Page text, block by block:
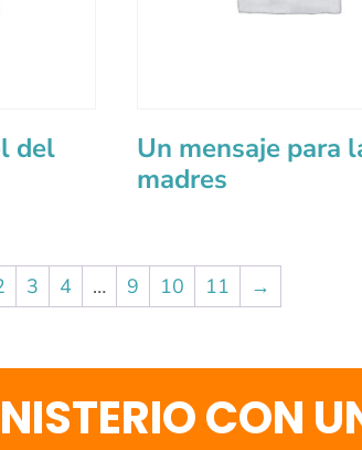
del
Un mensaje para
madres
3 4 … 9 10 11 →
CON